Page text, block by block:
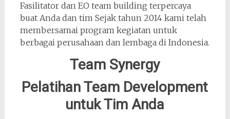
Fasilitator dan EO team building terpercaya
buat Anda dan tim Sejak tahun 2014 kami telah
membersamai program kegiatan untuk
berbagai perusahaan dan lembaga di Indonesia.
Team Synergy
Pelatihan Team Development
untuk Tim Anda